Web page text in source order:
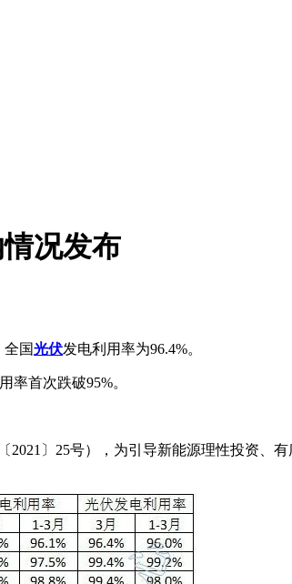
况发布
全国光伏发电利用率为96.4%。
率首次跌破95%。
〕25号），为引导新能源理性投资、